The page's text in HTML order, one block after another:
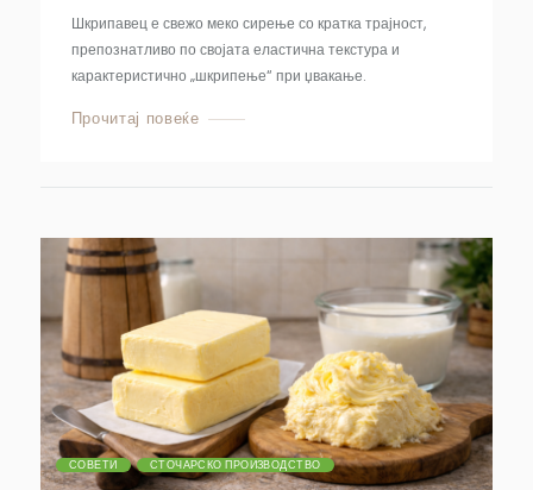
Шкрипавец е свежо меко сирење со кратка трајност,
препознатливо по својата еластична текстура и
карактеристично „шкрипење“ при џвакање.
Прочитај повеќе
СОВЕТИ СТОЧАРСКО ПРОИЗВОДСТВО